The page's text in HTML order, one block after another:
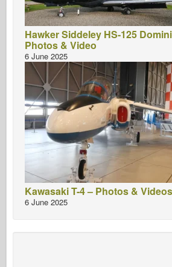
Hawker Siddeley HS-125
Photos & Video
6 June 2025
Kawasaki T-4 – Photos & Videos
6 June 2025